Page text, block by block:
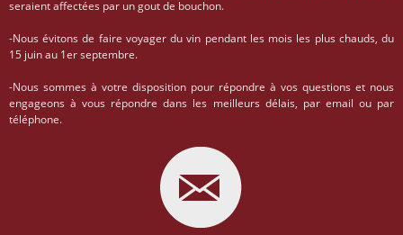
seraient affectées par un gout de bouchon.
-Nous évitons de faire voyager du vin pendant les mois les plus chauds, du
15 juin au 1er septembre.
-Nous sommes à votre disposition pour répondre à vos questions et nous
engageons à vous répondre dans les meilleurs délais, par email ou par
téléphone.